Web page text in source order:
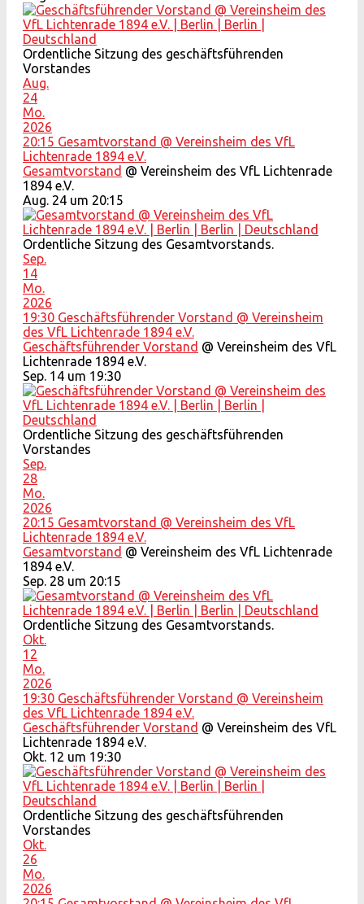
Ordentliche Sitzung des geschäftsführenden
Vorstandes
Aug.
24
Mo.
2026
20:15 Gesamtvorstand @ Vereinsheim des VfL
Lichtenrade 1894 e.V.
Gesamtvorstand @ Vereinsheim des VfL Lichtenrade
1894 e.V.
Aug. 24 um 20:15
Ordentliche Sitzung des Gesamtvorstands.
Sep.
14
Mo.
2026
19:30 Geschäftsführender Vorstand @ Vereinsheim
des VfL Lichtenrade 1894 e.V.
Geschäftsführender Vorstand @ Vereinsheim des VfL
Lichtenrade 1894 e.V.
Sep. 14 um 19:30
Ordentliche Sitzung des geschäftsführenden
Vorstandes
Sep.
28
Mo.
2026
20:15 Gesamtvorstand @ Vereinsheim des VfL
Lichtenrade 1894 e.V.
Gesamtvorstand @ Vereinsheim des VfL Lichtenrade
1894 e.V.
Sep. 28 um 20:15
Ordentliche Sitzung des Gesamtvorstands.
Okt.
12
Mo.
2026
19:30 Geschäftsführender Vorstand @ Vereinsheim
des VfL Lichtenrade 1894 e.V.
Geschäftsführender Vorstand @ Vereinsheim des VfL
Lichtenrade 1894 e.V.
Okt. 12 um 19:30
Ordentliche Sitzung des geschäftsführenden
Vorstandes
Okt.
26
Mo.
2026